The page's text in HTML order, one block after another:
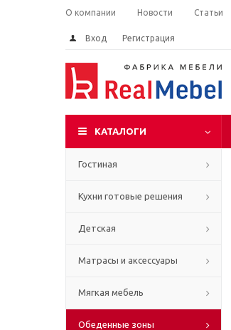
О компании Новости Статьи
Вход
Регистрация
КАТАЛОГИ
Гостиная
Кухни готовые решения
Детская
Матрасы и аксессуары
Мягкая мебель
Обеденные зоны